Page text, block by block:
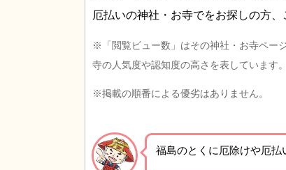
厄払いの神社・お寺でをお探しの方、
※「閲覧ビュー数」はその神社・お寺ペー
寺の人気度や認知度の高さを表しています。
※掲載の順番による優劣はありません。
福島のとくに厄除けや厄払